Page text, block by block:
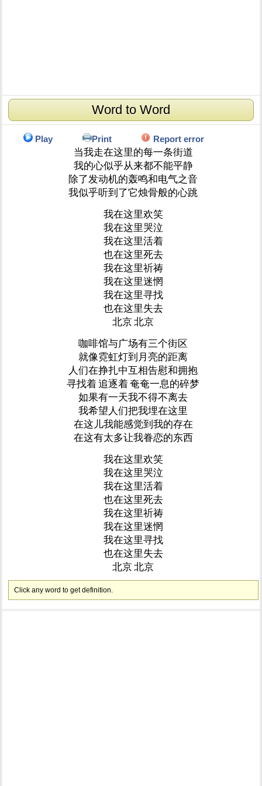
Word to Word
Play Print Report error
当我走在这里的每一条街道
我的心似乎从来都不能平静
除了发动机的轰鸣和电气之音
我似乎听到了它烛骨般的心跳
我在这里欢笑
我在这里哭泣
我在这里活着
也在这里死去
我在这里祈祷
我在这里迷惘
我在这里寻找
也在这里失去
北京北京
咖啡馆与广场有三个街区
就像霓虹灯到月亮的距离
人们在挣扎中互相告慰和拥抱
寻找着追逐着奄奄一息的碎梦
如果有一天我不得不离去
我希望人们把我埋在这里
在这儿我能感觉到我的存在
在这有太多让我眷恋的东西
我在这里欢笑
我在这里哭泣
我在这里活着
也在这里死去
我在这里祈祷
我在这里迷惘
我在这里寻找
也在这里失去
北京北京
Click any word to get definition.